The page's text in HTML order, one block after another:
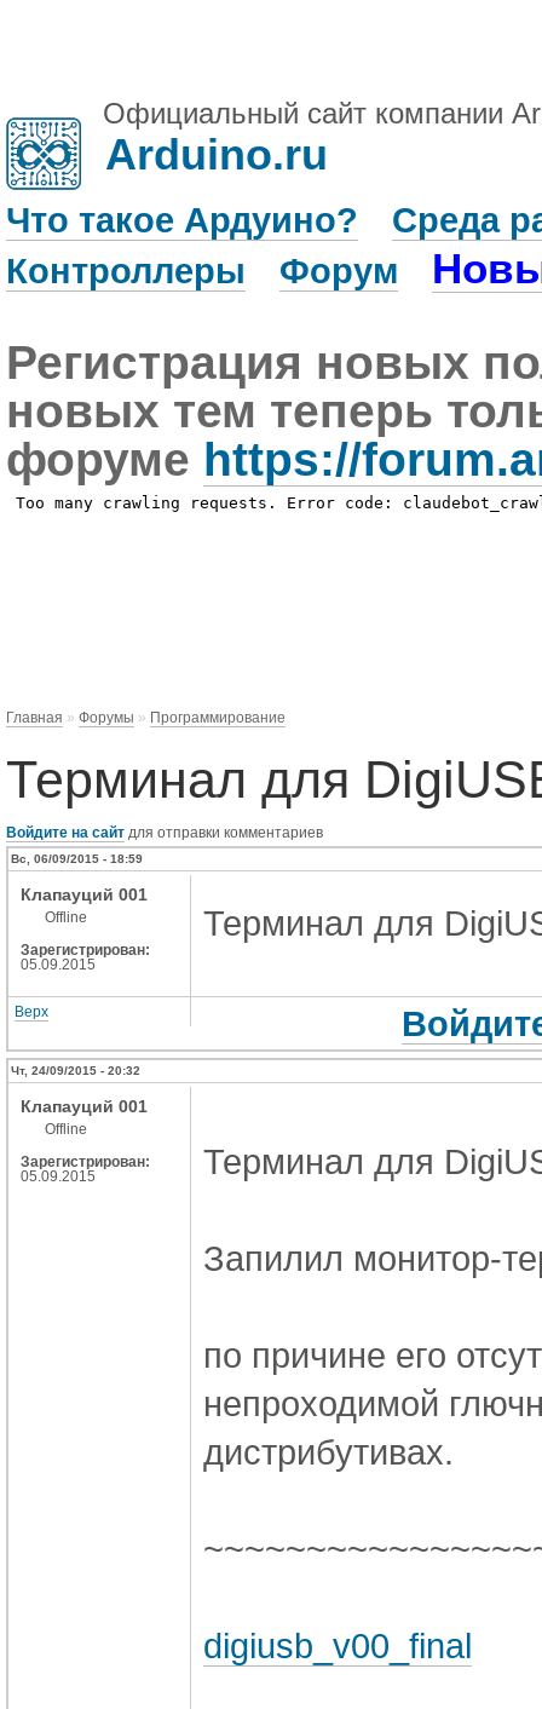
Официальный сайт компании
Arduino.ru
Что такое Ардуино?
Среда
Контроллеры
Форум
Регистрация новых
новых тем теперь
форуме https://
Главная » Форумы » Программирование
Терминал для
Войдите на сайт для отправки комментариев
Вс, 06/09/2015 - 18:59
Клапауций 001
Offline
Зарегистрирован:
05.09.2015
Терминал для
Верх
Чт, 24/09/2015 - 20:32
Клапауций 001
Offline
Зарегистрирован:
05.09.2015
Терминал для
Запилил монитор-
по причине его
непроходимой
дистрибутивах.
digiusb_v00_final